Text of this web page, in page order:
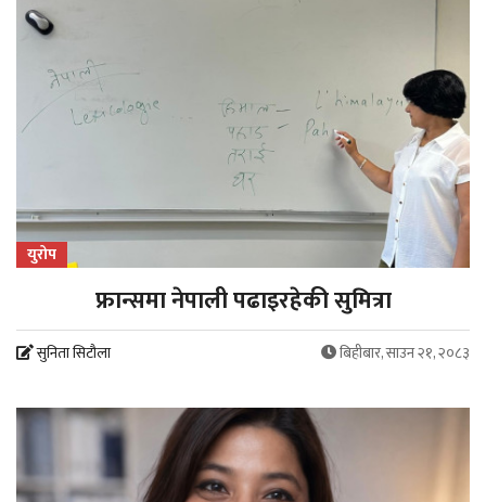
युरोप
फ्रान्समा नेपाली पढाइरहेकी सुमित्रा
सुनिता सिटौला बिहीबार, साउन २१, २०८३